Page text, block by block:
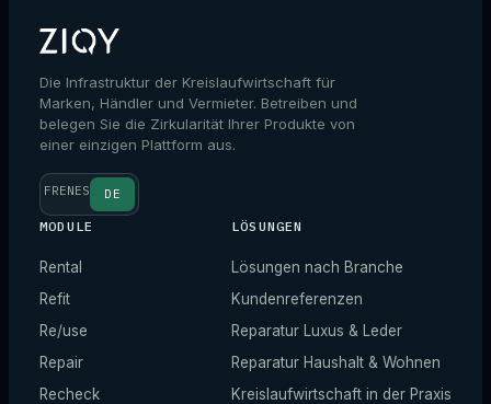
Die Infrastruktur der Kreislaufwirtschaft für
Marken, Händler und Vermieter. Betreiben und
belegen Sie die Zirkularität Ihrer Produkte von
einer einzigen Plattform aus.
FRENES DE
MODULE
Rental
Refit
Re/use
Repair
Recheck
LÖSUNGEN
Lösungen nach Branche
Kundenreferenzen
Reparatur Luxus & Leder
Reparatur Haushalt & Wohnen
Kreislaufwirtschaft in der Praxis